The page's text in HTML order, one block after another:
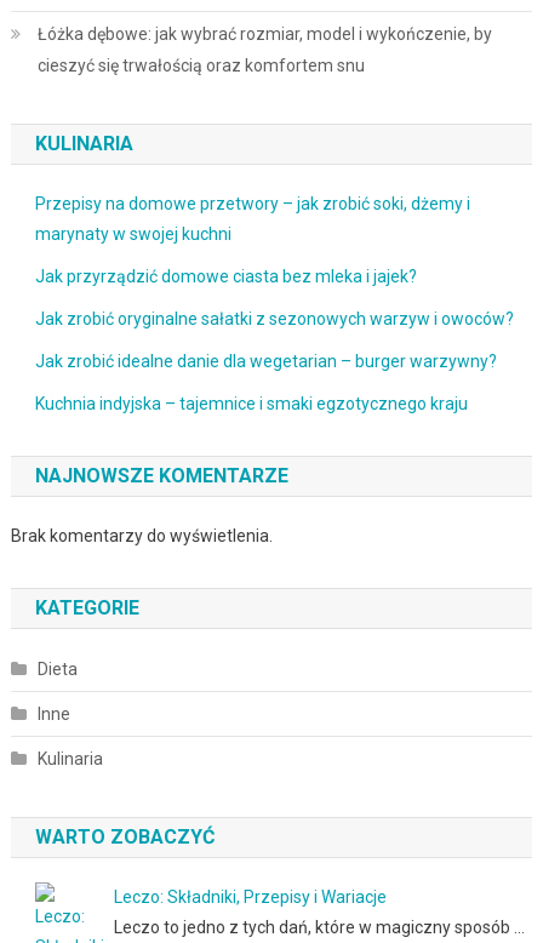
Łóżka dębowe: jak wybrać rozmiar, model i wykończenie, by
cieszyć się trwałością oraz komfortem snu
KULINARIA
Przepisy na domowe przetwory – jak zrobić soki, dżemy i
marynaty w swojej kuchni
Jak przyrządzić domowe ciasta bez mleka i jajek?
Jak zrobić oryginalne sałatki z sezonowych warzyw i owoców?
Jak zrobić idealne danie dla wegetarian – burger warzywny?
Kuchnia indyjska – tajemnice i smaki egzotycznego kraju
NAJNOWSZE KOMENTARZE
Brak komentarzy do wyświetlenia.
KATEGORIE
Dieta
Inne
Kulinaria
WARTO ZOBACZYĆ
Leczo: Składniki, Przepisy i Wariacje
Leczo to jedno z tych dań, które w magiczny sposób …